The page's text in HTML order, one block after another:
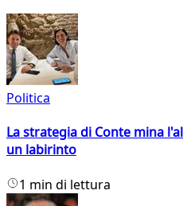
Politica
La strategia di Conte mina
un labirinto
1 min di lettura